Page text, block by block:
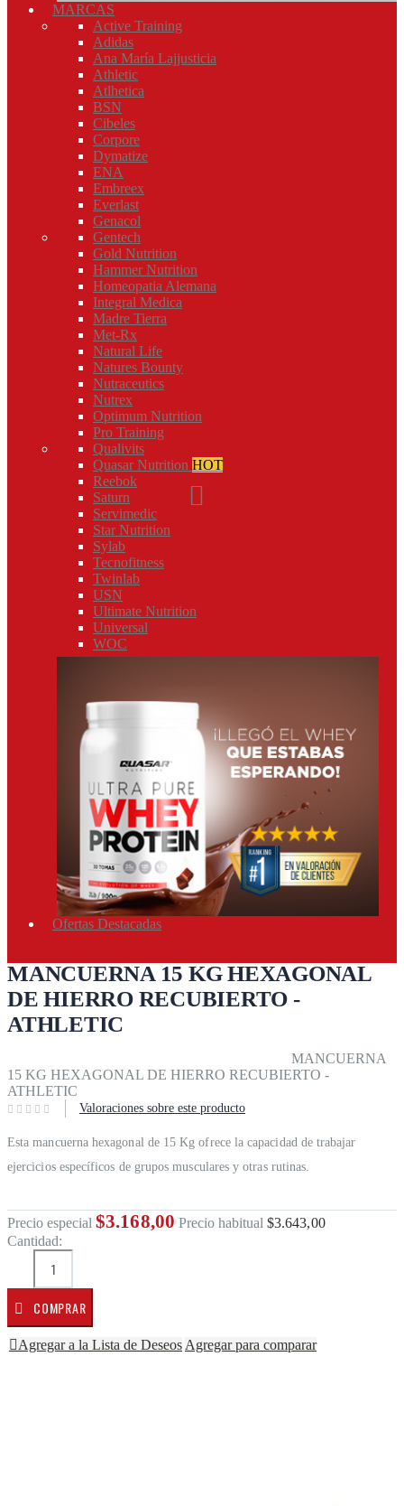
MARCAS
Active Training
Adidas
Ana María Lajjusticia
Athletic
Atlhetica
BSN
Cibeles
Corpore
Dymatize
ENA
Embreex
Everlast
Genacol
Gentech
Gold Nutrition
Hammer Nutrition
Homeopatia Alemana
Integral Medica
Madre Tierra
Met-Rx
Natural Life
Natures Bounty
Nutraceutics
Nutrex
Optimum Nutrition
Pro Training
Qualivits
Quasar Nutrition HOT
Reebok
Saturn
Servimedic
Star Nutrition
Sylab
Tecnofitness
Twinlab
USN
Ultimate Nutrition
Universal
WOC
Ofertas Destacadas
MANCUERNA 15 KG HEXAGONAL
DE HIERRO RECUBIERTO -
ATHLETIC
MANCUERNA
15 KG HEXAGONAL DE HIERRO RECUBIERTO -
ATHLETIC
Valoraciones sobre este producto
Esta mancuerna hexagonal de 15 Kg ofrece la capacidad de trabajar
ejercicios específicos de grupos musculares y otras rutinas.
Precio especial $3.168,00 Precio habitual $3.643,00
Cantidad:
COMPRAR
Agregar a la Lista de Deseos Agregar para comparar